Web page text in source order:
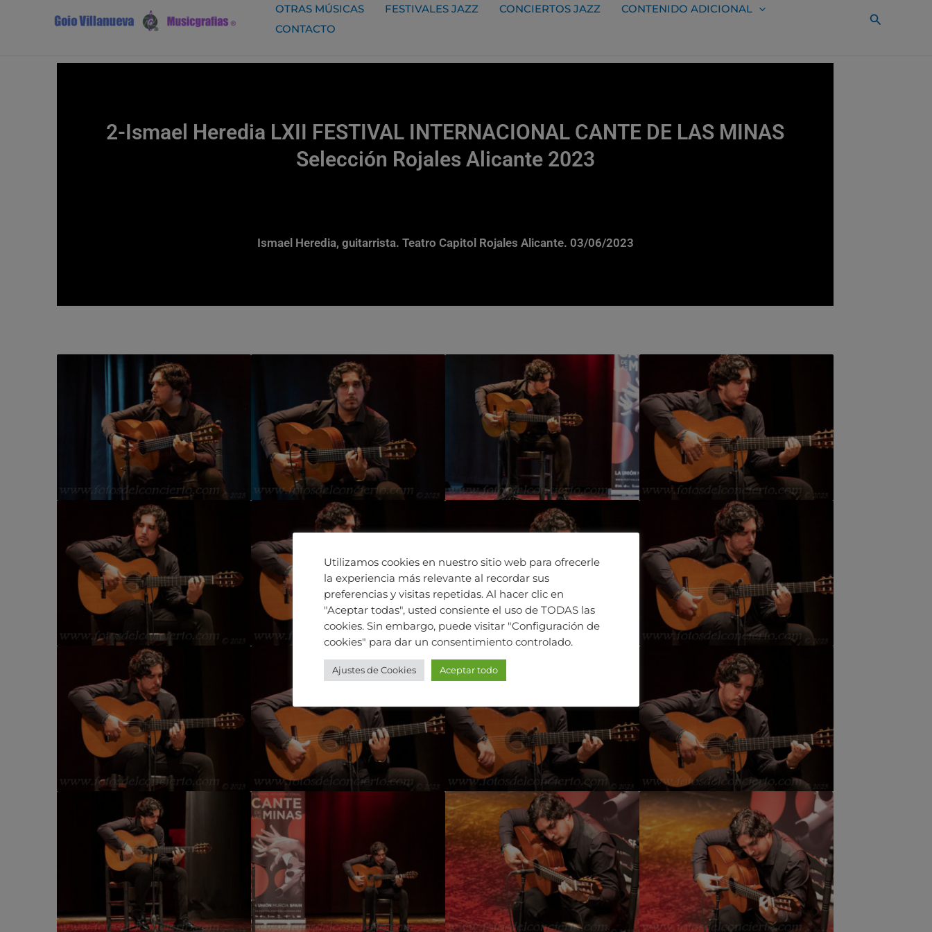
OTRAS MÚSICAS FESTIVALES JAZZ CONCIERTOS JAZZ
CONTENIDO ADICIONAL
CONTACTO
Buscar
2-Ismael Heredia LXII FESTIVAL INTERNACIONAL CANTE DE LAS MINAS
Selección Rojales Alicante 2023
Ismael Heredia, guitarrista. Teatro Capitol Rojales Alicante. 03/06/2023
Utilizamos cookies en nuestro sitio web para ofrecerle
la experiencia más relevante al recordar sus
preferencias y visitas repetidas. Al hacer clic en
"Aceptar todas", usted consiente el uso de TODAS las
cookies. Sin embargo, puede visitar "Configuración de
cookies" para dar un consentimiento controlado.
Ajustes de Cookies Aceptar todo